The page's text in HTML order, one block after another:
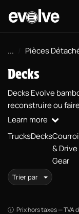
... Pièces
Decks
Decks Evolve
reconstruire ou
Learn more
TrucksDecks
& Drive
Gear
Trier par
Prix hors taxes —